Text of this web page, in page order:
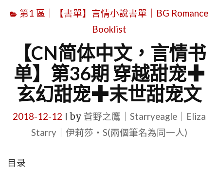
第1 區｜【書單】言情小說書單｜BG Romance
Booklist
【CN简体中文，言情书
单】第36期 穿越甜宠✚
玄幻甜宠✚末世甜宠文
2018-12-12 by 蒼野之鷹｜Starryeagle｜Eliza
Starry｜伊莉莎・S(兩個筆名為同一人)
目录